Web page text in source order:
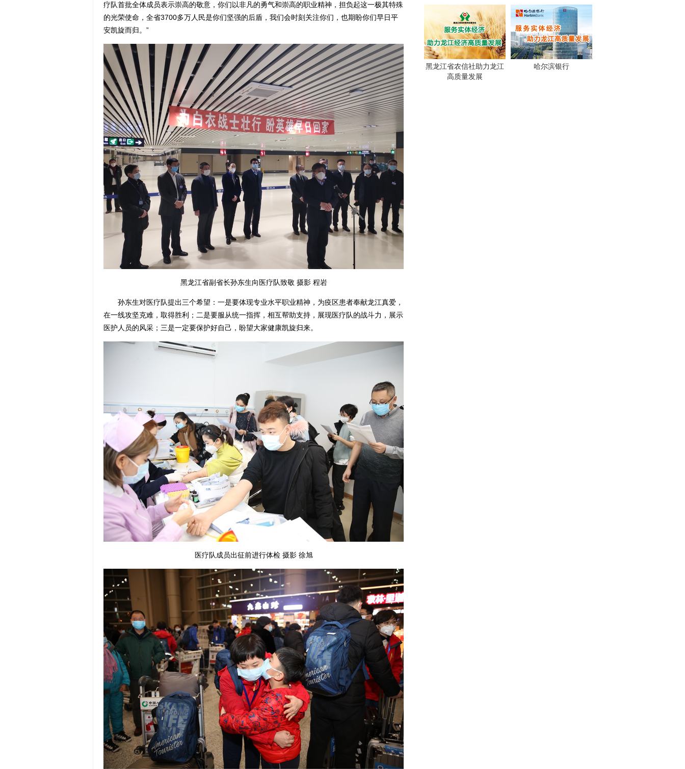
疗队首批全体成员表示崇高的敬意，你们以非凡的勇气和崇高的职业精神，担负起这一极其特殊
的光荣使命，全省3700多万人民是你们坚强的后盾，我们会时刻关注你们，也期盼你们早日平
安凯旋而归。”
黑龙江省副省长孙东生向医疗队致敬 摄影 程岩
孙东生对医疗队提出三个希望：一是要体现专业水平职业精神，为疫区患者奉献龙江真爱，
在一线攻坚克难，取得胜利；二是要服从统一指挥，相互帮助支持，展现医疗队的战斗力，展示
医护人员的风采；三是一定要保护好自己，盼望大家健康凯旋归来。
医疗队成员出征前进行体检 摄影 徐旭
黑龙江省农信社助力龙江
高质量发展
哈尔滨银行